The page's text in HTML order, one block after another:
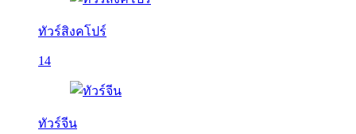
ทัวร์สิงคโปร์
14
ทัวร์จีน